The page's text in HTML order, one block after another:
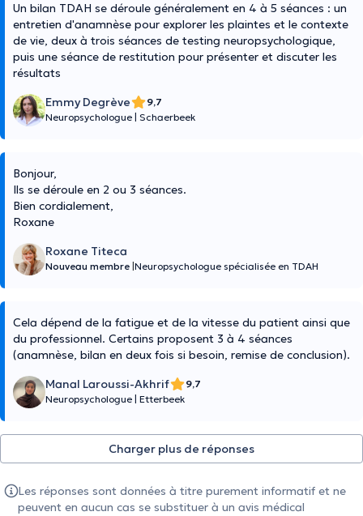
Un bilan TDAH se déroule généralement en 4 à 5 séances : un
entretien d'anamnèse pour explorer les plaintes et le contexte
de vie, deux à trois séances de testing neuropsychologique,
puis une séance de restitution pour présenter et discuter les
résultats
Emmy Degrève
9,7
Neuropsychologue
Schaerbeek
Bonjour,
Ils se déroule en 2 ou 3 séances.
Bien cordialement,
Roxane
Roxane Titeca
Nouveau membre Neuropsychologue spécialisée en TDAH
Cela dépend de la fatigue et de la vitesse du patient ainsi que
du professionnel. Certains proposent 3 à 4 séances
(anamnèse, bilan en deux fois si besoin, remise de conclusion).
Manal Laroussi-Akhrif
9,7
Neuropsychologue Etterbeek
Charger plus de réponses
Les réponses sont données à titre purement informatif et ne
peuvent en aucun cas se substituer à un avis médical